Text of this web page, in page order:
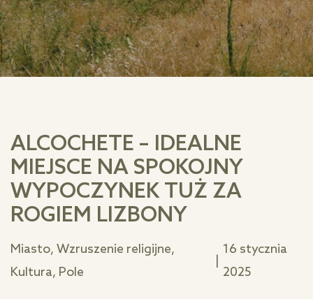
ALCOCHETE – IDEALNE
MIEJSCE NA SPOKOJNY
WYPOCZYNEK TUŻ ZA
ROGIEM LIZBONY
Miasto, Wzruszenie religijne,
Kultura, Pole
16 stycznia
2025